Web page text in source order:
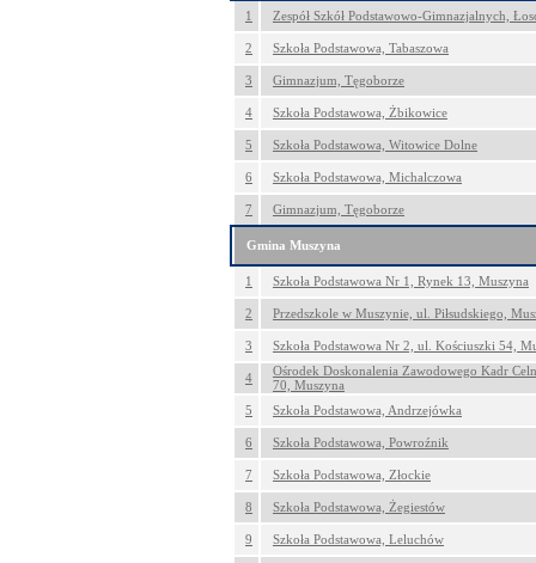
1 Zespół Szkół Podstawowo-Gimnazjalnych,
2 Szkoła Podstawowa, Tabaszowa
3 Gimnazjum, Tęgoborze
4 Szkoła Podstawowa, Żbikowice
5 Szkoła Podstawowa, Witowice Dolne
6 Szkoła Podstawowa, Michalczowa
7 Gimnazjum, Tęgoborze
Gmina Muszyna
1 Szkoła Podstawowa Nr 1, Rynek 13, Muszyna
2 Przedszkole w Muszynie, ul. Piłsudskiego,
3 Szkoła Podstawowa Nr 2, ul. Kościuszki 54,
4
Ośrodek Doskonalenia Zawodowego Kadr
70, Muszyna
5
Szkoła Podstawowa, Andrzejówka
6 Szkoła Podstawowa, Powroźnik
7 Szkoła Podstawowa, Złockie
8 Szkoła Podstawowa, Żegiestów
9 Szkoła Podstawowa, Leluchów